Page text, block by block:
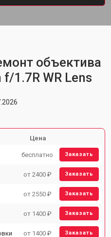
объектива
1.7R WR Lens
Цена
бесплатно Заказать
от 2400 ₽ Заказать
от 2550 ₽ Заказать
от 1400 ₽ Заказать
от 1400 ₽ Заказать